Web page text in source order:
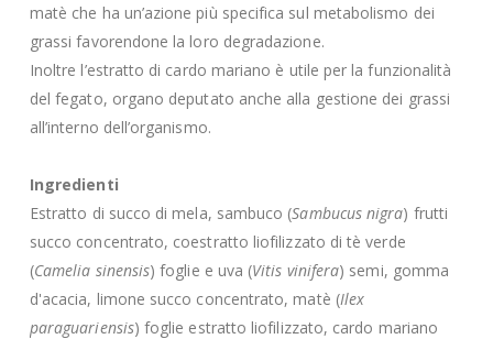
matè che ha un’azione più specifica sul metabolismo dei
grassi favorendone la loro degradazione.
Inoltre l’estratto di cardo mariano è utile per la funzionalità
del fegato, organo deputato anche alla gestione dei grassi
all’interno dell’organismo.
Ingredienti
Estratto di succo di mela, sambuco (Sambucus nigra) frutti
succo concentrato, coestratto liofilizzato di tè verde
(Camelia sinensis) foglie e uva (Vitis vinifera) semi, gomma
d'acacia, limone succo concentrato, matè (Ilex
paraguariensis) foglie estratto liofilizzato, cardo mariano